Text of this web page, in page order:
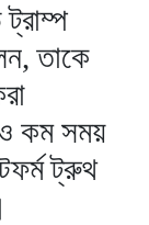
তাকে
কম সময়
ট্রুথ